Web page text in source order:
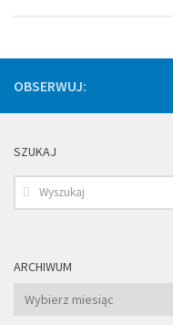
OBSERWUJ:
SZUKAJ
ARCHIWUM
Archiwum